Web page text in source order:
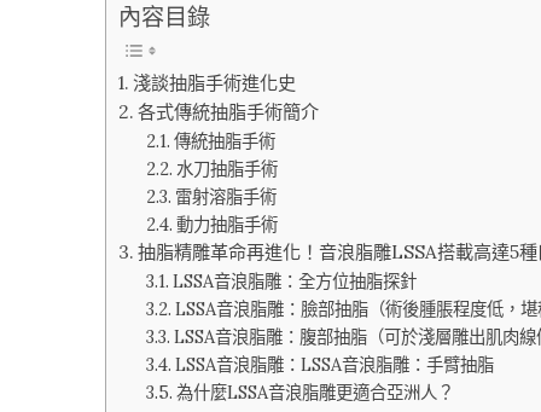
內容目錄
淺談抽脂手術進化史
各式傳統抽脂手術簡介
傳統抽脂手術
水刀抽脂手術
雷射溶脂手術
動力抽脂手術
抽脂精雕革命再進化！音浪脂雕LSSA搭載高達5
LSSA音浪脂雕：全方位抽脂探針
LSSA音浪脂雕：臉部抽脂（術後腫脹程度低，
LSSA音浪脂雕：腹部抽脂（可於淺層雕出肌肉線
LSSA音浪脂雕：LSSA音浪脂雕：手臂抽脂
為什麼LSSA音浪脂雕更適合亞洲人？